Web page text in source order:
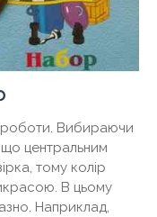
роботи. Вибираючи
що центральним
тому колір
В цьому
Наприклад,